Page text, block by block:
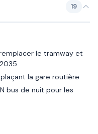
19
le tramway et
la gare routière
bus de nuit pour les